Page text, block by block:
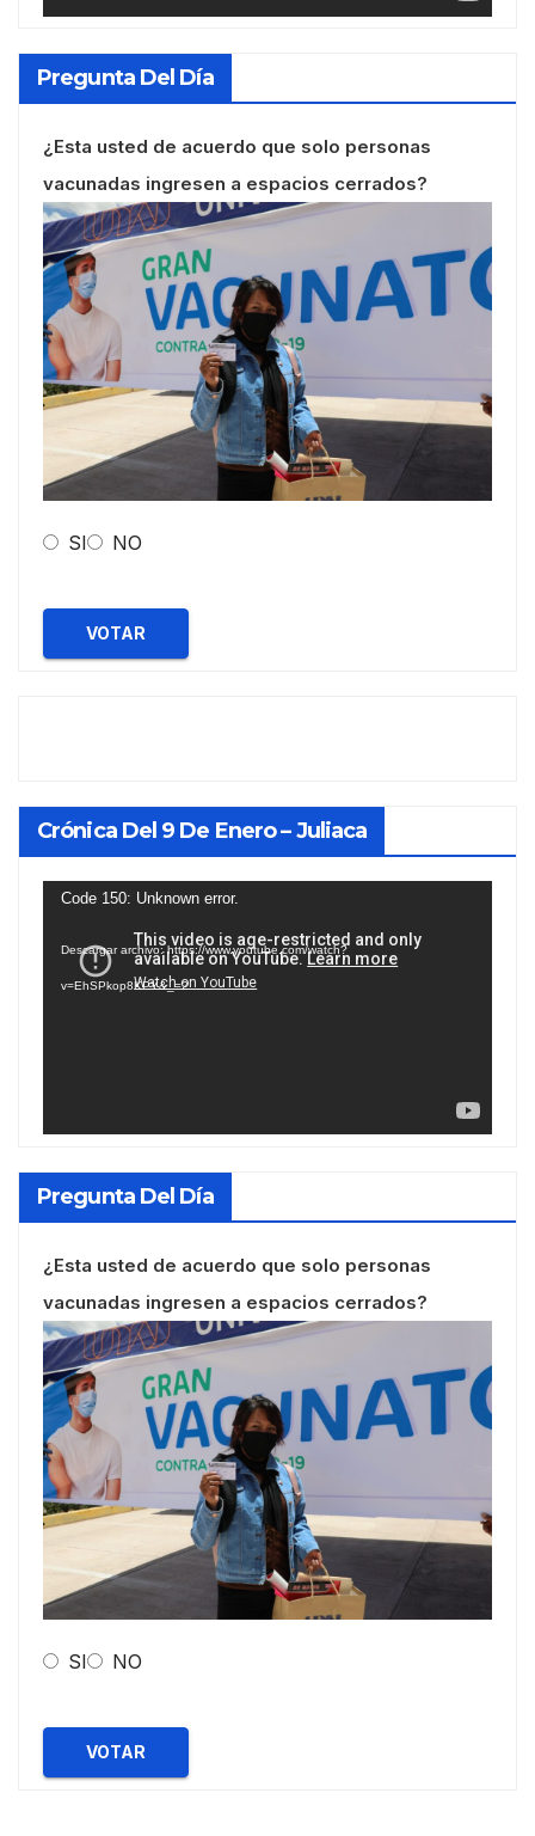
Pregunta Del Día
¿Esta usted de acuerdo que solo personas
vacunadas ingresen a espacios cerrados?
SI NO
VOTAR
Crónica Del 9 De Enero – Juliaca
Reproductor
vídeo
Code 150: Unknown error.
Descargar archivo: https://www.youtube.com/watch?
v=EhSPkop8KPY&_=2
Pregunta Del Día
¿Esta usted de acuerdo que solo personas
vacunadas ingresen a espacios cerrados?
SI NO
VOTAR